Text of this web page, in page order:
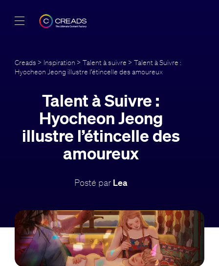
Offres
À propos
Creads > Inspiration > Talent à suivre > Talent à Suivre :
Hyocheon Jeong illustre l’étincelle des amoureux
Talent à Suivre :
Hyocheon Jeong
illustre l’étincelle des
amoureux
Posté par Lea